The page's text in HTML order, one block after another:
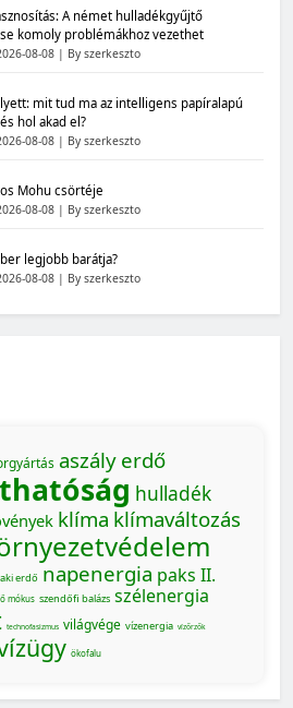
A német hulladékgyűjtő
komoly problémákhoz vezethet
08-08 By szerkeszto
mit tud ma az intelligens papíralapú
hol akad el?
08-08 By szerkeszto
Mohu csörtéje
08-08 By szerkeszto
legjobb barátja?
08-08 By szerkeszto
aszály erdő
hulladék
klíma klímaváltozás
erdő napenergia paks II.
mókus szendőfi balázs szélenergia
technofasizmus világvége vízenergia vízőrzők
ökofalu